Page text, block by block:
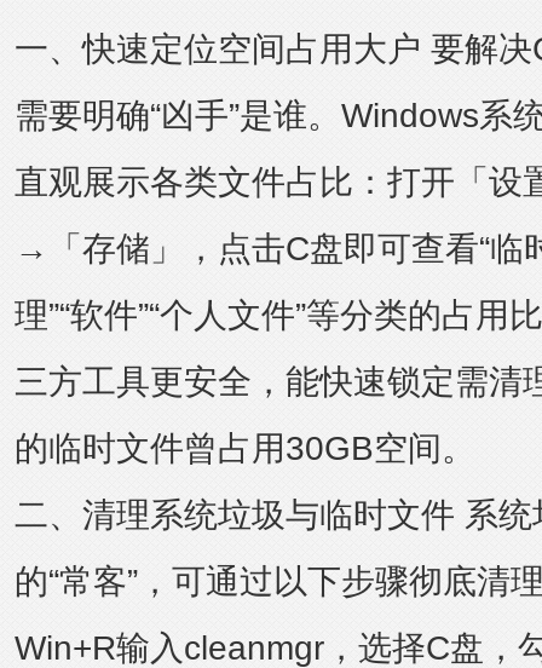
一、快速定位空间占用大户 要解
需要明确“凶手”是谁。Windows系
直观展示各类文件占比：打开「
→「存储」，点击C盘即可查看“临
理”“软件”“个人文件”等分类的占用
三方工具更安全，能快速锁定需清
的临时文件曾占用30GB空间。
二、清理系统垃圾与临时文件 系
的“常客”，可通过以下步骤彻底清
Win+R输入cleanmgr，选择C盘，